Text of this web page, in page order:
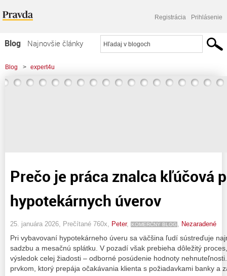
Registrácia Prihlásenie
Blog
Najnovšie články
Najčítanejšie články
Najkomentovanejšie články
Blog > expert4u
Prečo je práca znalca kľúčová
hypotekárnych úverov
25. januára 2026, Prečítané 760x, Peter, KOMERČNÝ BLOG Nezaradené
Pri vybavovaní hypotekárneho úveru sa väčšina ľudí sústreďuje
sadzbu a mesačnú splátku. V pozadí však prebieha dôležitý
výsledok celej žiadosti – odborné posúdenie hodnoty
prvkom, ktorý prepája očakávania klienta s požiadavkami banky a